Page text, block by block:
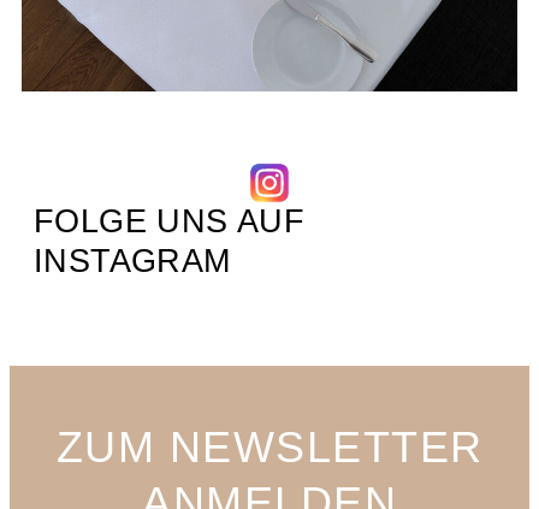
FOLGE UNS AUF
INSTAGRAM
ZUM NEWSLETTER